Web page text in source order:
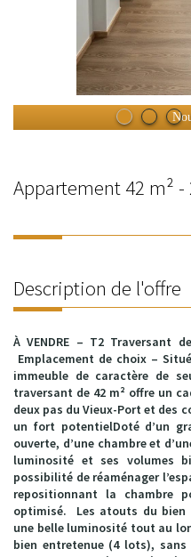
Appartement 42 m²
Description de l'offre
À VENDRE – T2 Traversant
Emplacement de choix –
immeuble de caractère de
traversant de 42 m² offre un
deux pas du Vieux-Port et des
un fort potentielDoté d’un
ouverte, d’une chambre et
luminosité et ses volumes
possibilité de réaménager
repositionnant la chambre
optimisé. Les atouts du bien
une belle luminosité tout au
bien entretenue (4 lots),